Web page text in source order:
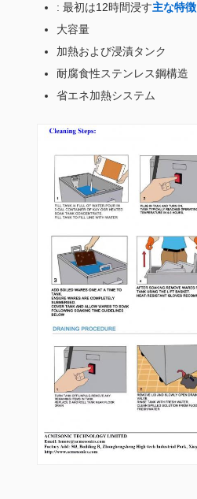
: 最初は12時間浸す主な特徴
大容量
加熱および浸漬タンク
耐腐食性ステンレス鋼構造
省エネ加熱システム